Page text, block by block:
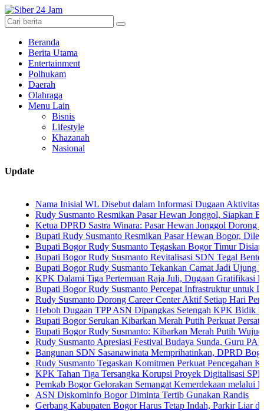
Beranda
Berita Utama
Entertainment
Polhukam
Daerah
Olahraga
Menu Lain
Bisnis
Lifestyle
Khazanah
Nasional
Update
Inisial WL Disebut dalam Informasi Dugaan Aktivitas di
Susmanto Resmikan Pasar Hewan Jonggol, Siapkan Bogor
DPRD Sastra Winara: Pasar Hewan Jonggol Dorong Ekonomi
Rudy Susmanto Resmikan Pasar Hewan Bogor, Dilengkapi
Bogor Rudy Susmanto Tegaskan Bogor Timur Disiapkan Jadi
Bogor Rudy Susmanto Revitalisasi SDN Tegal Benteng,
Bogor Rudy Susmanto Tekankan Camat Jadi Ujung Tombak
Dalami Tiga Pertemuan Raja Juli, Dugaan Gratifikasi Kuansing
Bogor Rudy Susmanto Percepat Infrastruktur untuk Dongkrak
Susmanto Dorong Career Center Aktif Setiap Hari Perluas
Dugaan TPP ASN Dipangkas Setengah KPK Bidik Bupati
Bogor Serukan Kibarkan Merah Putih Perkuat Persatuan
Bogor Rudy Susmanto: Kibarkan Merah Putih Wujud Cinta
Susmanto Apresiasi Festival Budaya Sunda, Guru PAUD Jadi
SDN Sasanawinata Memprihatinkan, DPRD Bogor Tuntut
Susmanto Tegaskan Komitmen Perkuat Pencegahan Korupsi di
Tahan Tiga Tersangka Korupsi Proyek Digitalisasi SPBU
Bogor Gelorakan Semangat Kemerdekaan melalui
Diskominfo Bogor Diminta Tertib Gunakan Randis
Kabupaten Bogor Harus Tetap Indah, Parkir Liar dan PKL